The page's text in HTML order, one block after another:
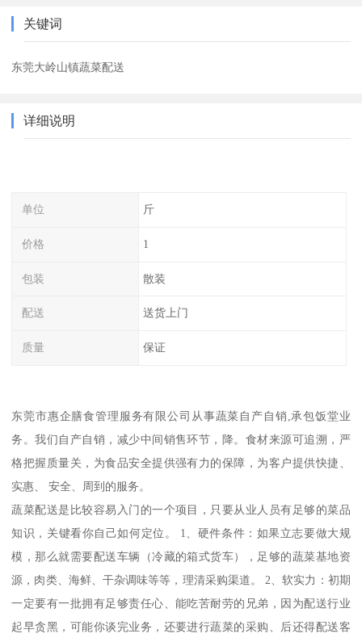
关键词
东莞大岭山镇蔬菜配送
详细说明
单位 斤
价格 1
包装 散装
配送 送货上门
质量 保证
东莞市惠企膳食管理服务有限公司从事蔬菜自产自销,承包饭堂业
务。我们自产自销，减少中间销售环节，降。食材来源可追溯，严
格把握质量关，为食品安全提供强有力的保障，为客户提供快捷、
实惠、 安全、周到的服务。
蔬菜配送是比较容易入门的一个项目，只要从业人员有足够的菜品
知识，关键看你自己如何定位。 1、硬件条件：如果立志要做大规
模，那么就需要配送车辆（冷藏的箱式货车），足够的蔬菜基地资
源，肉类、海鲜、干杂调味等等，理清采购渠道。 2、软实力：初期
一定要有一批拥有足够责任心、能吃苦耐劳的兄弟，因为配送行业
起早贪黑，可能你谈完业务，还要进行蔬菜的采购、后还得配送客